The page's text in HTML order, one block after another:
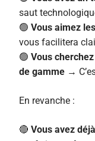
saut
🟢 Vous aimez
vous facilitera
🟢 Vous
de gamme →
En revanche :
🔴 Vous avez